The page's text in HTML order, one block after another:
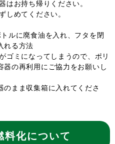
はお持ち帰りください。
しめてください。
ルに廃食油を入れ、フタを閉
れる方法
ゴミになってしまうので、ポリ
器の再利用にご協力をお願いし
のまま収集箱に入れてくださ
料化について